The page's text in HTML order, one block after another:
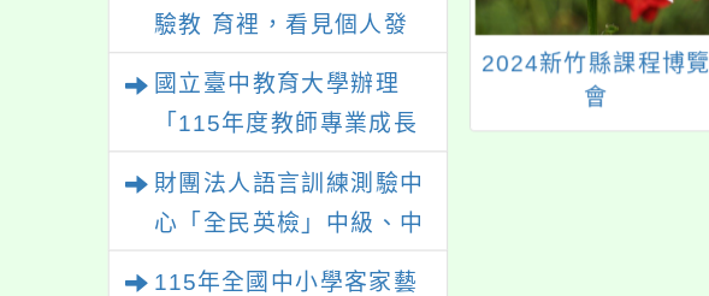
驗教 育裡，看見個人發
展的可能性」
國立臺中教育大學辦理
「115年度教師專業成長
財團法人語言訓練測驗中
心「全民英檢」中級、中
115年全國中小學客家藝
到古法製香的
與重生—教師在
育交流現地說明會」
2024新竹縣課程博覽
會